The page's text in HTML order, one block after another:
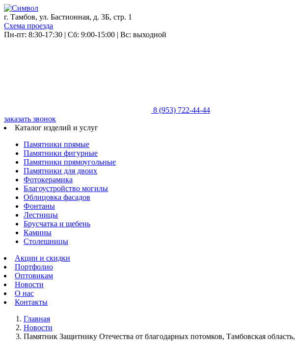
г. Тамбов, ул. Бастионная, д. 3Б, стр. 1
Схема проезда
Пн-пт: 8:30-17:30 | Сб: 9:00-15:00 | Вс: выходной
8 (953) 722-44-44
заказать звонок
Каталог изделий и услуг
Памятники прямые
Памятники фигурные
Памятники прямоугольные
Памятники для двоих
Фотокерамика
Благоустройство могилы
Облицовка фасадов
Фонтаны
Лестницы
Брусчатка и щебень
Камины
Столешницы
Акции и скидки
Портфолио
Оптовикам
Новости
О нас
Контакты
Главная
Новости
Памятник Защитнику Отечества от благодарных потомков, Тамбовская